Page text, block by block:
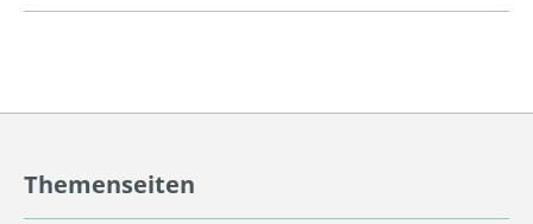
Themenseiten